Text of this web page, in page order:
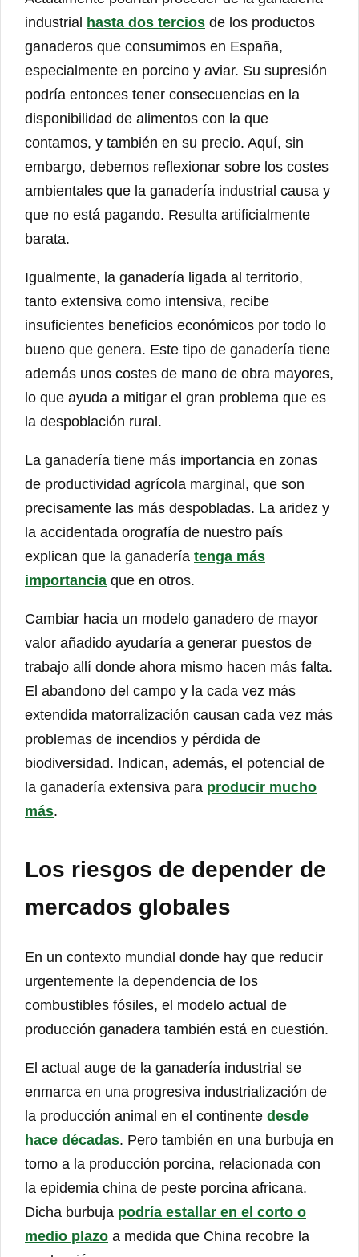
industrial hasta dos tercios de los productos
ganaderos que consumimos en España,
especialmente en porcino y aviar. Su supresión
podría entonces tener consecuencias en la
disponibilidad de alimentos con la que
contamos, y también en su precio. Aquí, sin
embargo, debemos reflexionar sobre los costes
ambientales que la ganadería industrial causa y
que no está pagando. Resulta artificialmente
barata.
Igualmente, la ganadería ligada al territorio,
tanto extensiva como intensiva, recibe
insuficientes beneficios económicos por todo lo
bueno que genera. Este tipo de ganadería tiene
además unos costes de mano de obra mayores,
lo que ayuda a mitigar el gran problema que es
la despoblación rural.
La ganadería tiene más importancia en zonas
de productividad agrícola marginal, que son
precisamente las más despobladas. La aridez y
la accidentada orografía de nuestro país
explican que la ganadería tenga más
importancia que en otros.
Cambiar hacia un modelo ganadero de mayor
valor añadido ayudaría a generar puestos de
trabajo allí donde ahora mismo hacen más falta.
El abandono del campo y la cada vez más
extendida matorralización causan cada vez más
problemas de incendios y pérdida de
biodiversidad. Indican, además, el potencial de
la ganadería extensiva para producir mucho
más.
Los riesgos de depender de
mercados globales
En un contexto mundial donde hay que reducir
urgentemente la dependencia de los
combustibles fósiles, el modelo actual de
producción ganadera también está en cuestión.
El actual auge de la ganadería industrial se
enmarca en una progresiva industrialización de
la producción animal en el continente desde
hace décadas. Pero también en una burbuja en
torno a la producción porcina, relacionada con
la epidemia china de peste porcina africana.
Dicha burbuja podría estallar en el corto o
medio plazo a medida que China recobre la